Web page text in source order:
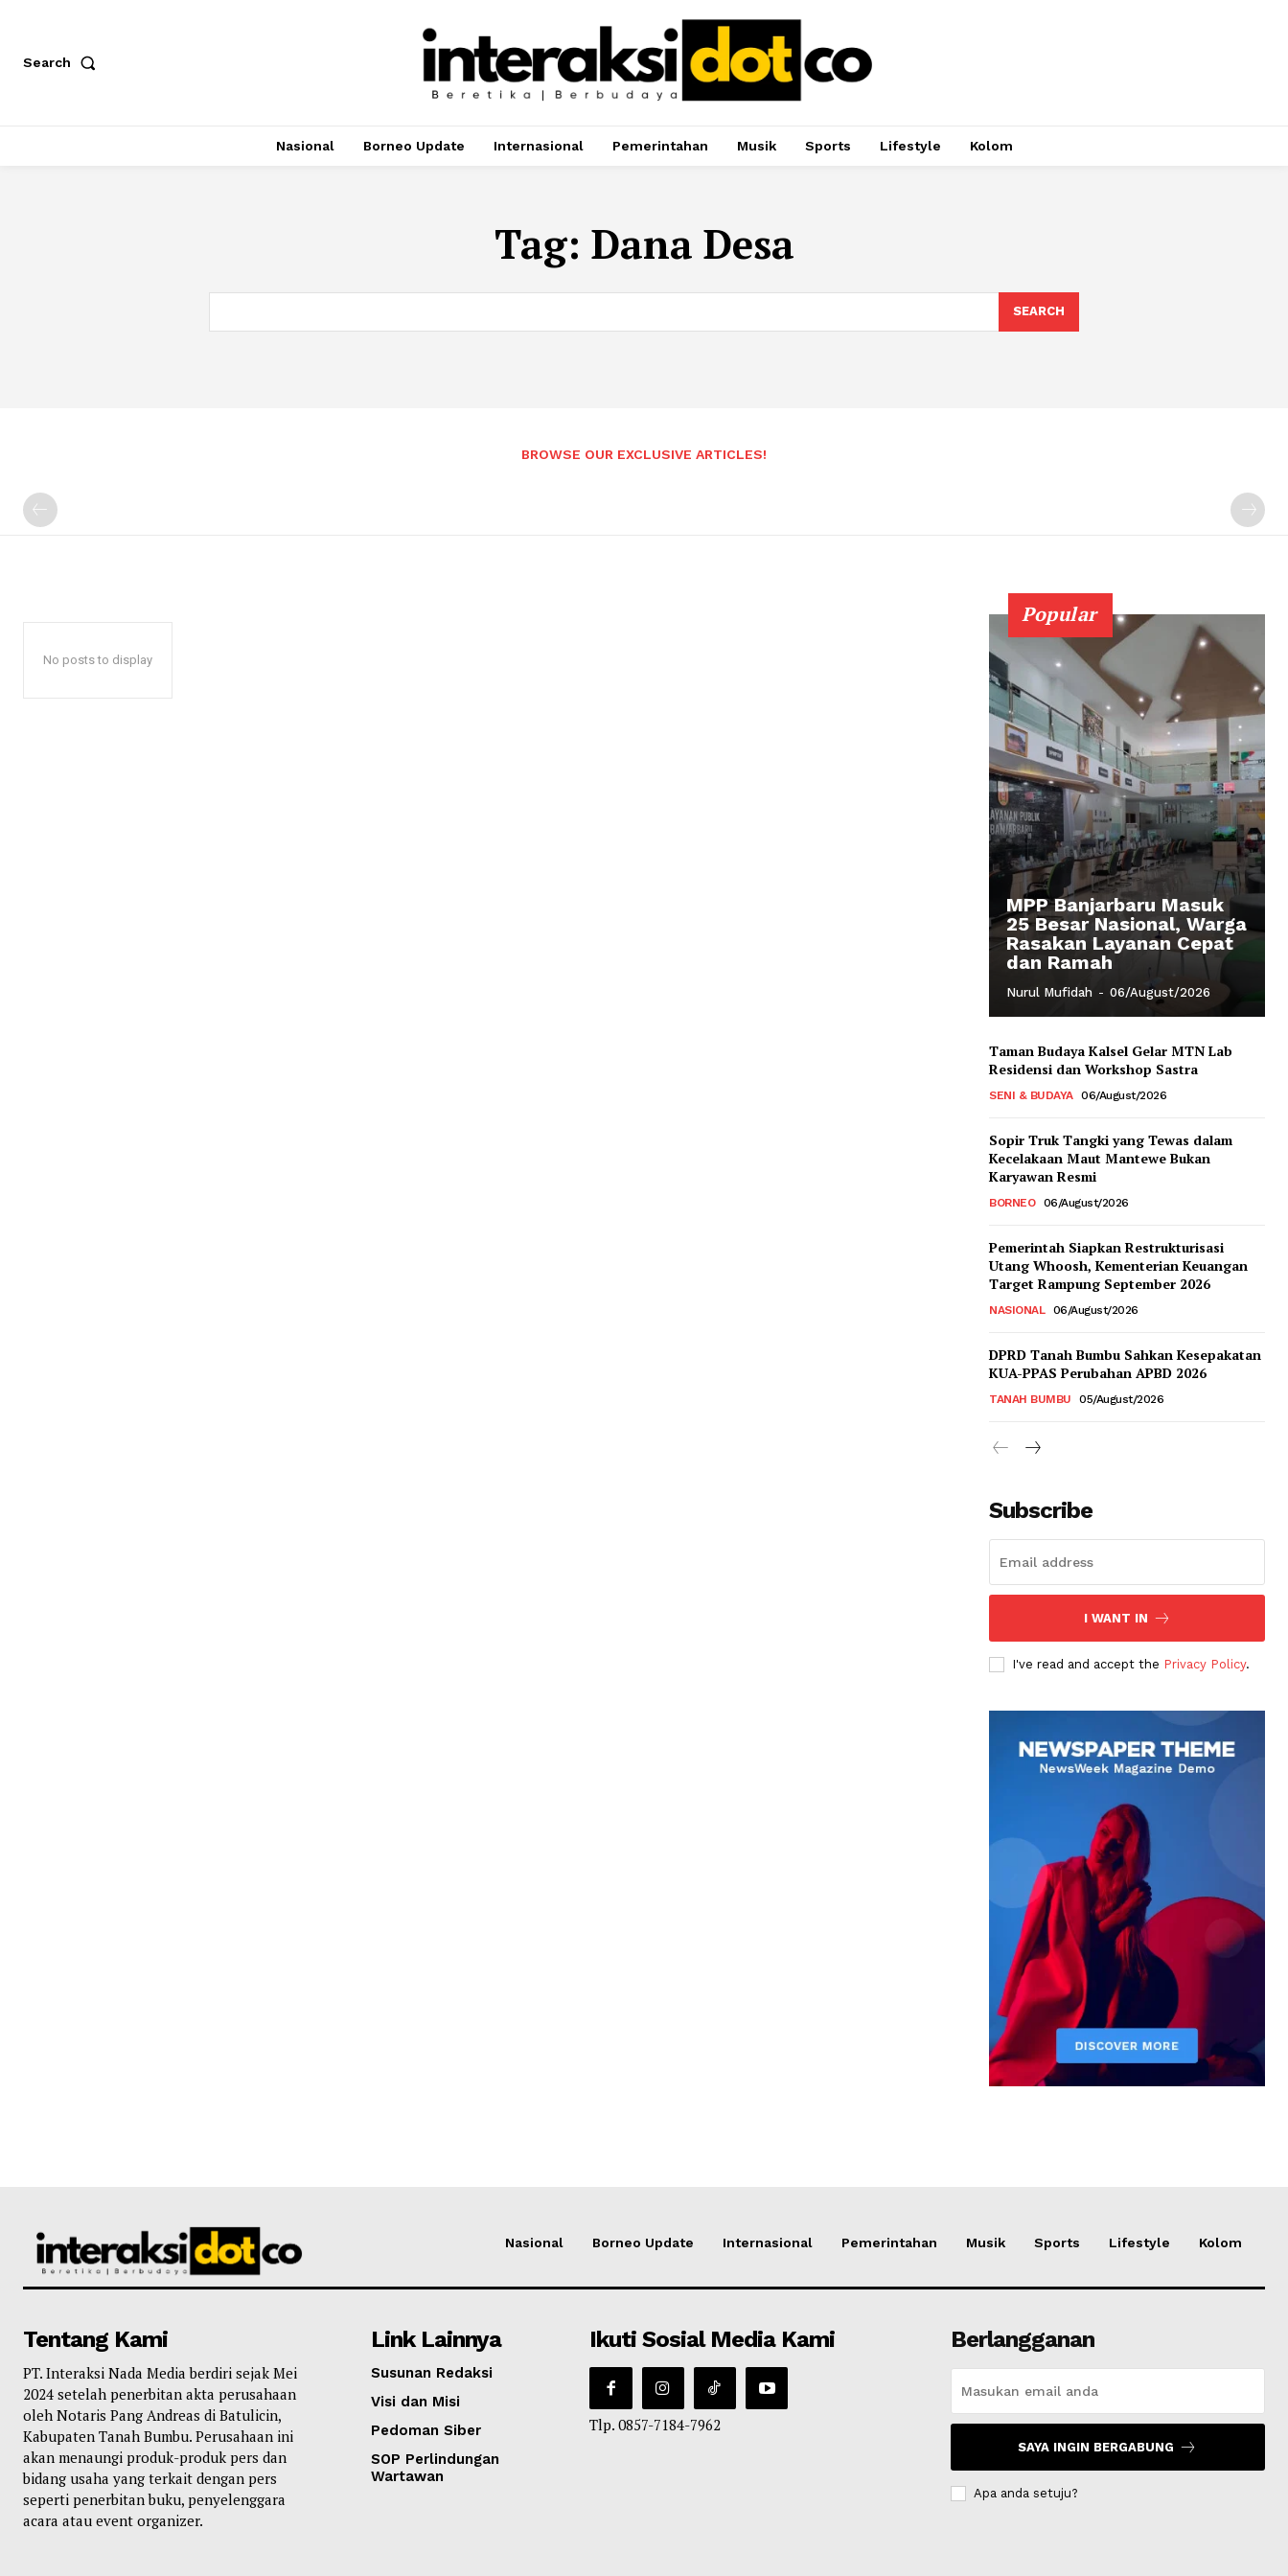
Search
Nasional Borneo Update Internasional Pemerintahan Musik Sports Lifestyle Kolom
Tag: Dana Desa
SEARCH
BROWSE OUR EXCLUSIVE ARTICLES!
No posts to display
Popular
MPP Banjarbaru Masuk
25 Besar Nasional, Warga
Rasakan Layanan Cepat
dan Ramah
Nurul Mufidah - 06/August/2026
Taman Budaya Kalsel Gelar MTN Lab
Residensi dan Workshop Sastra
SENI & BUDAYA 06/August/2026
Sopir Truk Tangki yang Tewas dalam
Kecelakaan Maut Mantewe Bukan
Karyawan Resmi
BORNEO 06/August/2026
Pemerintah Siapkan Restrukturisasi
Utang Whoosh, Kementerian Keuangan
Target Rampung September 2026
NASIONAL 06/August/2026
DPRD Tanah Bumbu Sahkan Kesepakatan
KUA-PPAS Perubahan APBD 2026
TANAH BUMBU 05/August/2026
Subscribe
I WANT IN
I've read and accept the Privacy Policy.
Nasional Borneo Update Internasional Pemerintahan Musik Sports Lifestyle Kolom
Tentang Kami
PT. Interaksi Nada Media berdiri sejak Mei
2024 setelah penerbitan akta perusahaan
oleh Notaris Pang Andreas di Batulicin,
Kabupaten Tanah Bumbu. Perusahaan ini
akan menaungi produk-produk pers dan
bidang usaha yang terkait dengan pers
seperti penerbitan buku, penyelenggara
acara atau event organizer.
Link Lainnya
Susunan Redaksi
Visi dan Misi
Pedoman Siber
SOP Perlindungan
Wartawan
Ikuti Sosial Media Kami
Tlp. 0857-7184-7962
Berlangganan
SAYA INGIN BERGABUNG
Apa anda setuju?